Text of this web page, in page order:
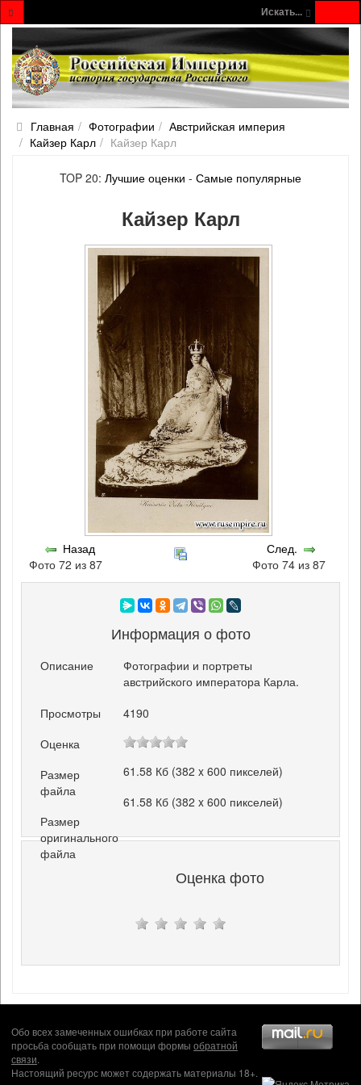
Искать...
Главная Фотографии
Австрийская империя
Кайзер Карл
Кайзер Карл
TOP 20: Лучшие оценки - Самые популярные
Кайзер Карл
Назад
Фото 72 из 87
След.
Фото 74 из 87
Информация о фото
Описание
Фотографии и портреты
австрийского императора Карла.
Просмотры
4190
Оценка
Размер
файла
61.58 Кб (382 x 600 пикселей)
Размер
оригинального
файла
61.58 Кб (382 x 600 пикселей)
Оценка фото
Обо всех замеченных ошибках при работе сайта
просьба сообщать при помощи формы обратной
связи.
Настоящий ресурс может содержать материалы 18+.